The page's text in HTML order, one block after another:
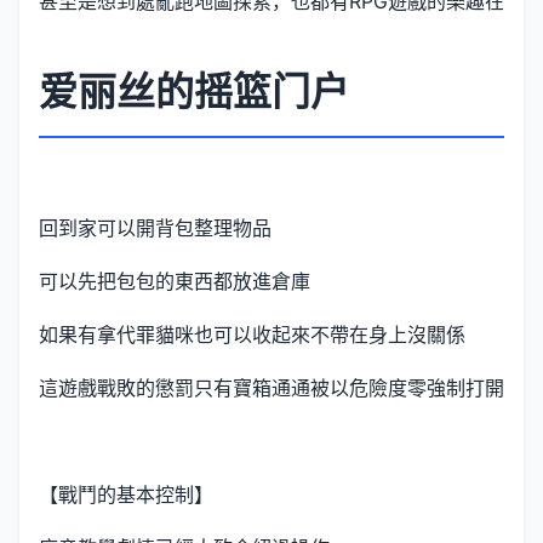
爱丽丝的摇篮门户
回到家可以開背包整理物品
可以先把包包的東西都放進倉庫
如果有拿代罪貓咪也可以收起來不帶在身上沒關係
這遊戲戰敗的懲罰只有寶箱通通被以危險度零強制打開
【戰鬥的基本控制】